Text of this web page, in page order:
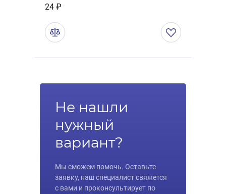
24 ₽
Не нашли
нужный
вариант?
Мы сможем помочь. Оставьте
заявку, наш специалист свяжется
с вами и проконсультирует по